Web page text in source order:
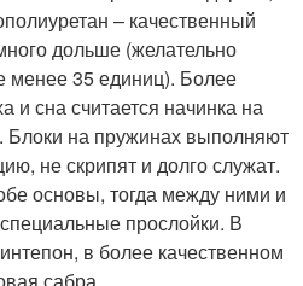
– качественный
дольше (желательно
менее 35 единиц). Более
и сна считается начинка на
Блоки на пружинах выполняют
не скрипят и долго служат.
основы, тогда между ними и
прослойки. В
в более качественном